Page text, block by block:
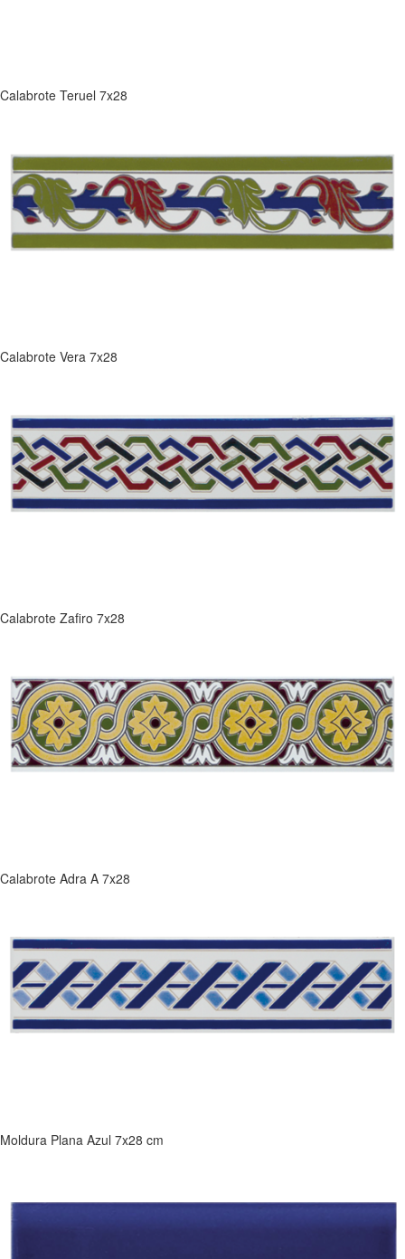
Calabrote Teruel 7x28
Calabrote Vera 7x28
Calabrote Zafiro 7x28
Calabrote Adra A 7x28
Moldura Plana Azul 7x28 cm